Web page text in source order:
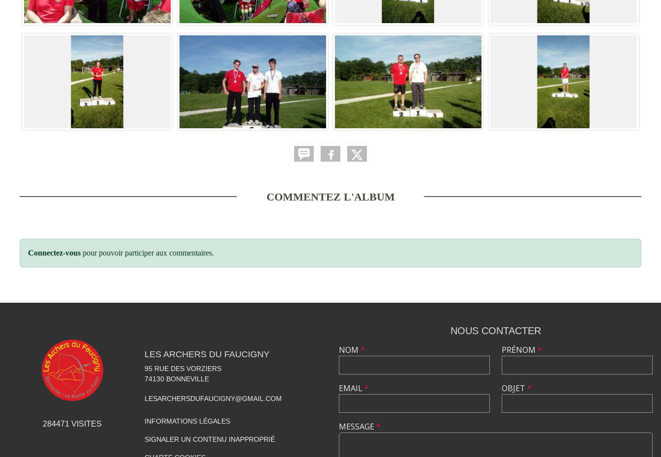
COMMENTEZ L'ALBUM
Connectez-vous pour pouvoir participer aux commentaires.
284471 VISITES
LES ARCHERS DU FAUCIGNY
95 RUE DES VORZIERS
74130 BONNEVILLE
LESARCHERSDUFAUCIGNY@GMAIL.COM
INFORMATIONS LÉGALES
SIGNALER UN CONTENU INAPPROPRIÉ
NOUS CONTACTER
NOM *
EMAIL*
PRÉNOM *
OBJET *
MESSAGE *